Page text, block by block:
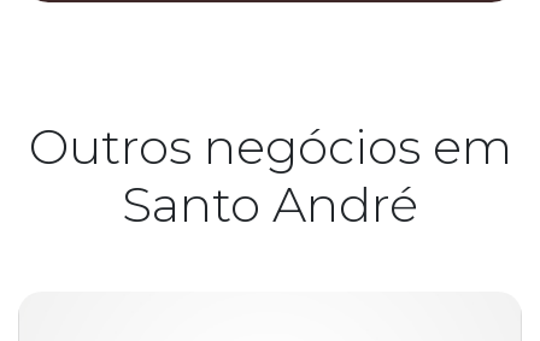
Outros negócios em
Santo André